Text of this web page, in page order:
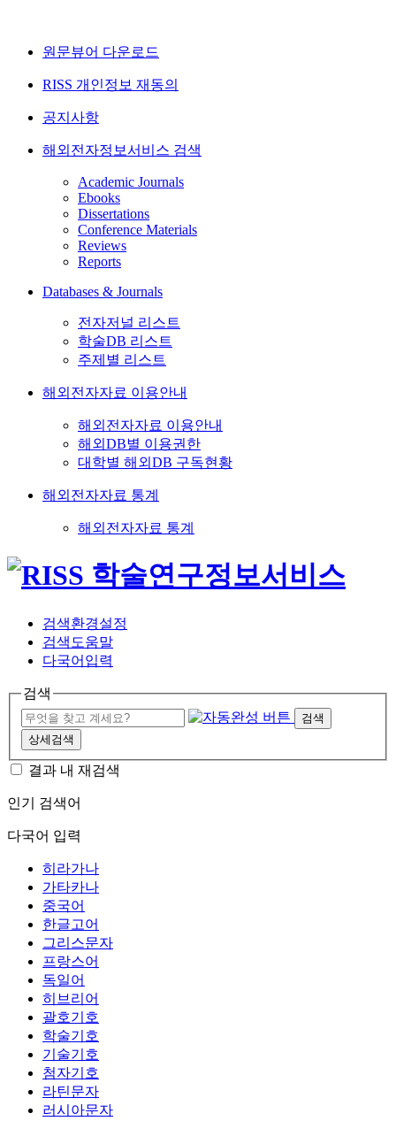
원문뷰어 다운로드
RISS 개인정보 재동의
공지사항
해외전자정보서비스 검색
Academic Journals
Ebooks
Dissertations
Conference Materials
Reviews
Reports
Databases & Journals
전자저널 리스트
학술DB 리스트
주제별 리스트
해외전자자료 이용안내
해외전자자료 이용안내
해외DB별 이용권한
대학별 해외DB 구독현황
해외전자자료 통계
해외전자자료 통계
검색환경설정
검색도움말
다국어입력
검색
검색
상세검색
결과 내 재검색
인기 검색어
다국어 입력
히라가나
가타카나
중국어
한글고어
그리스문자
프랑스어
독일어
히브리어
괄호기호
학술기호
기술기호
첨자기호
라틴문자
러시아문자